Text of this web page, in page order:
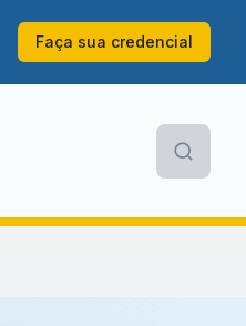
Faça sua credencial